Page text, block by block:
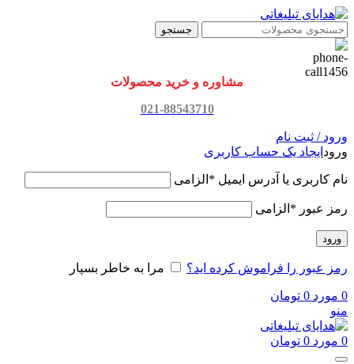
جستجو
مشاوره و خرید محصولات
021-88543710
ورود / ثبت نام
ورود ایجاد یک حساب کاربری
نام کاربری یا آدرس ایمیل * الزامی
رمز عبور * الزامی
ورود
رمز عبور را فراموش کرده اید؟ مرا به خاطر بسپار
0 مورد 0 تومان
منو
0 مورد 0 تومان